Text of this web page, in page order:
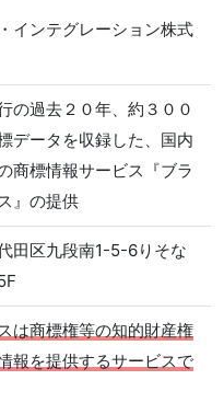
インテグレーション株式
の過去２０年、約３００
データを収録した、国内
商標情報サービス『ブラ
』の提供
田区九段南1-5-6りそな
は商標権等の知的財産権
報を提供するサービスで